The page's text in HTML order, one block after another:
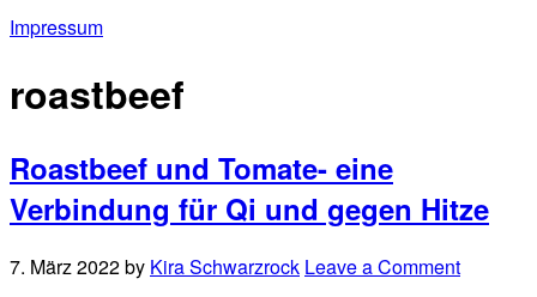
Impressum
roastbeef
Roastbeef und Tomate- eine
Verbindung für Qi und gegen Hitze
7. März 2022by Kira Schwarzrock Leave a Comment